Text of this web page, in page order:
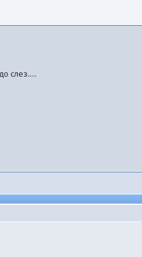
слез.....